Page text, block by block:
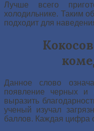
Лучше всего
холодильнике. Таким
подходит для
Данное слово
появление черных и
выразить
ученый изучал
баллов. Каждая цифра